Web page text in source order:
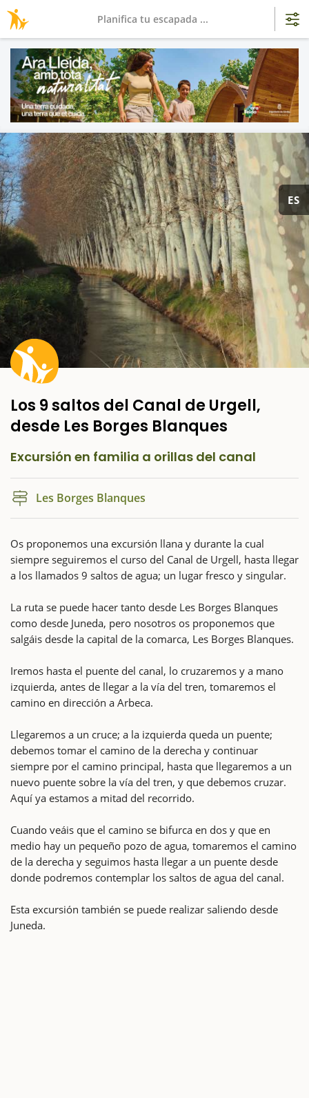
ES
Los 9 saltos del Canal de Urgell,
desde Les Borges Blanques
Excursión en familia a orillas del canal
Les Borges Blanques
Os proponemos una excursión llana y durante la cual
siempre seguiremos el curso del Canal de Urgell, hasta llegar
a los llamados 9 saltos de agua; un lugar fresco y singular.
La ruta se puede hacer tanto desde Les Borges Blanques
como desde Juneda, pero nosotros os proponemos que
salgáis desde la capital de la comarca, Les Borges Blanques.
Iremos hasta el puente del canal, lo cruzaremos y a mano
izquierda, antes de llegar a la vía del tren, tomaremos el
camino en dirección a Arbeca.
Llegaremos a un cruce; a la izquierda queda un puente;
debemos tomar el camino de la derecha y continuar
siempre por el camino principal, hasta que llegaremos a un
nuevo puente sobre la vía del tren, y que debemos cruzar.
Aquí ya estamos a mitad del recorrido.
Cuando veáis que el camino se bifurca en dos y que en
medio hay un pequeño pozo de agua, tomaremos el camino
de la derecha y seguimos hasta llegar a un puente desde
donde podremos contemplar los saltos de agua del canal.
Esta excursión también se puede realizar saliendo desde
Juneda.
Planifica tu escapada ...